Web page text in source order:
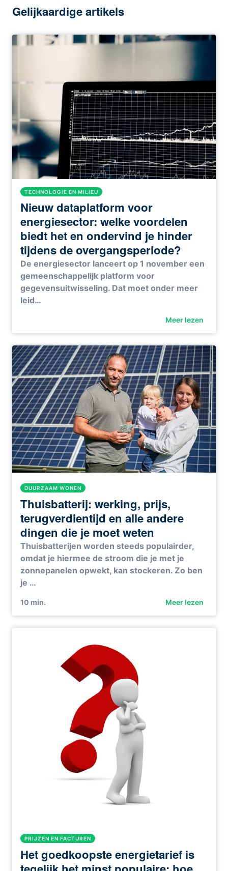
Gelijkaardige artikels
TECHNOLOGIE EN MILIEU
Nieuw dataplatform voor
energiesector: welke voordelen
biedt het en ondervind je hinder
tijdens de overgangsperiode?
De energiesector lanceert op 1 november een
gemeenschappelijk platform voor
gegevensuitwisseling. Dat moet onder meer
leid…
Meer lezen
DUURZAAM WONEN
Thuisbatterij: werking, prijs,
terugverdientijd en alle andere
dingen die je moet weten
Thuisbatterijen worden steeds populairder,
omdat je hiermee de stroom die je met je
zonnepanelen opwekt, kan stockeren. Zo ben
je …
10 min. Meer lezen
PRIJZEN EN FACTUREN
Het goedkoopste energietarief is